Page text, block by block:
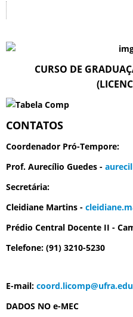
CURSO DE
CONTATOS
Coordenador Pró-Tempore:
Prof. Aurecílio Guedes -
Secretária:
Cleidiane Martins -
Prédio Central Docente II -
Telefone: (91) 3210-5230
E-mail:
DADOS NO e-MEC